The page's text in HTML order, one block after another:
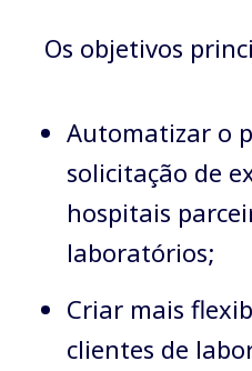
Os objetivos
Automatizar o
solicitação de
hospitais
laboratórios;
Criar mais
clientes de